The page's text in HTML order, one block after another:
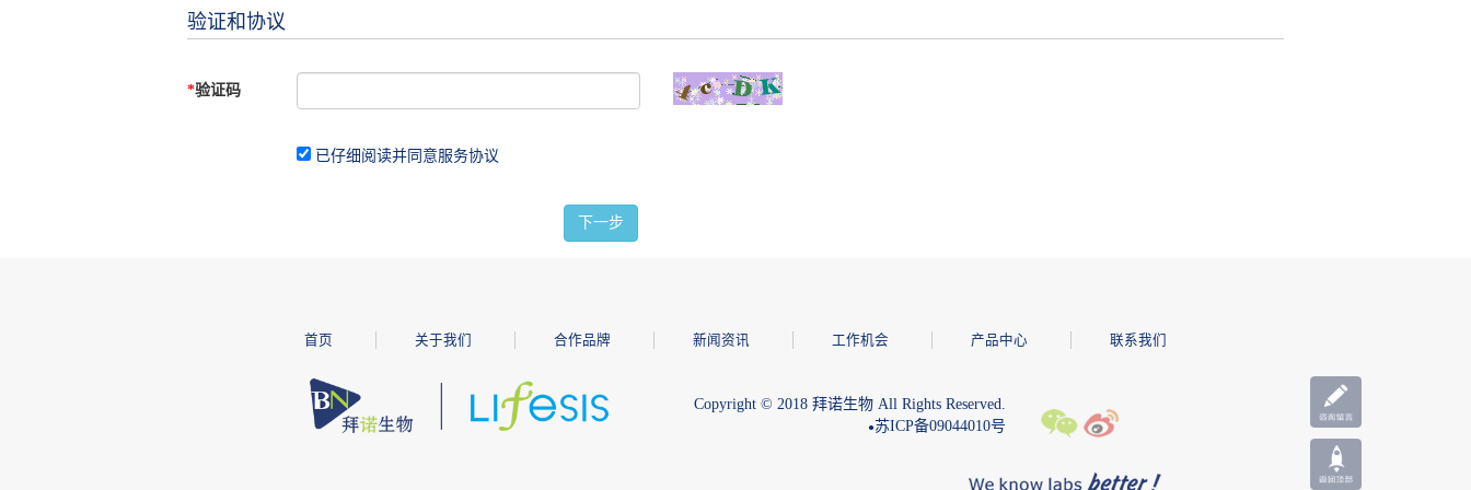
验证和协议
*验证码
已仔细阅读并同意服务协议
下一步
首页 关于我们 合作品牌 新闻资讯 工作机会 产品中心 联系我们
Copyright © 2018 拜诺生物 All Rights Reserved.
●苏ICP备09044010号